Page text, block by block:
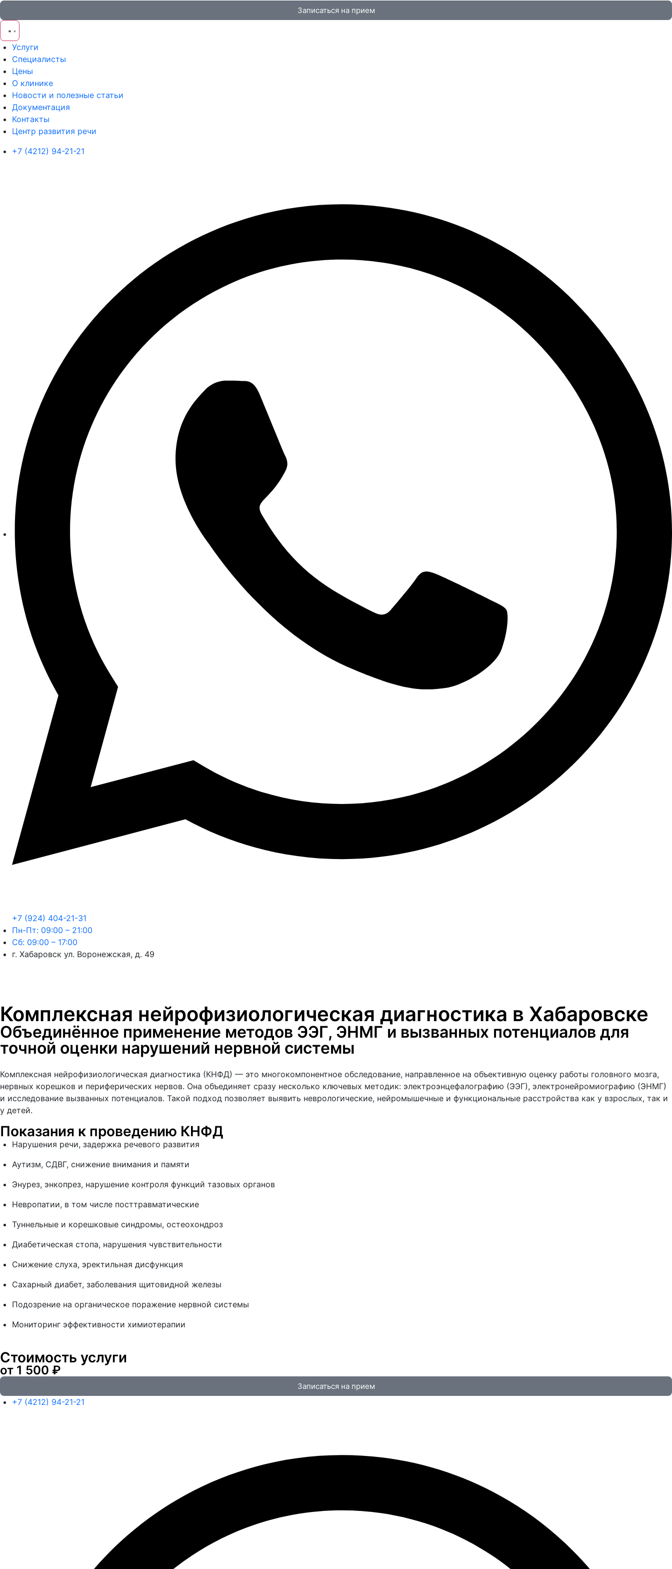
Записаться на прием
Услуги
Специалисты
Цены
О клинике
Новости и полезные статьи
Документация
Контакты
Центр развития речи
+7 (4212) 94-21-21
+7 (924) 404-21-31
Пн-Пт: 09:00 – 21:00
Сб: 09:00 – 17:00
г. Хабаровск ул. Воронежская, д. 49
Комплексная нейрофизиологическая диагностика в Хабаровске
Объединённое применение методов ЭЭГ, ЭНМГ и вызванных потенциалов для
точной оценки нарушений нервной системы
Комплексная нейрофизиологическая диагностика (КНФД) — это многокомпонентное обследование, направленное на объективную оценку работы головного мозга,
нервных корешков и периферических нервов. Она объединяет сразу несколько ключевых методик: электроэнцефалографию (ЭЭГ), электронейромиографию (ЭНМГ)
и исследование вызванных потенциалов. Такой подход позволяет выявить неврологические, нейромышечные и функциональные расстройства как у взрослых, так и
у детей.
Показания к проведению КНФД
Нарушения речи, задержка речевого развития
Аутизм, СДВГ, снижение внимания и памяти
Энурез, энкопрез, нарушение контроля функций тазовых органов
Невропатии, в том числе посттравматические
Туннельные и корешковые синдромы, остеохондроз
Диабетическая стопа, нарушения чувствительности
Снижение слуха, эректильная дисфункция
Сахарный диабет, заболевания щитовидной железы
Подозрение на органическое поражение нервной системы
Мониторинг эффективности химиотерапии
Стоимость услуги
от 1 500 ₽
Записаться на прием
+7 (4212) 94-21-21